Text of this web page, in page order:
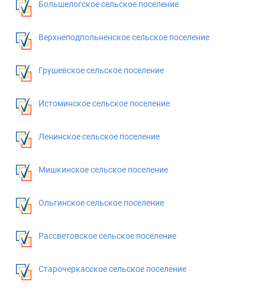
Большелогское сельское поселение
Верхнеподпольненское сельское поселение
Грушевское сельское поселение
Истоминское сельское поселение
Ленинское сельское поселение
Мишкинское сельское поселение
Ольгинское сельское поселение
Рассветовское сельское поселение
Старочеркасское сельское поселение